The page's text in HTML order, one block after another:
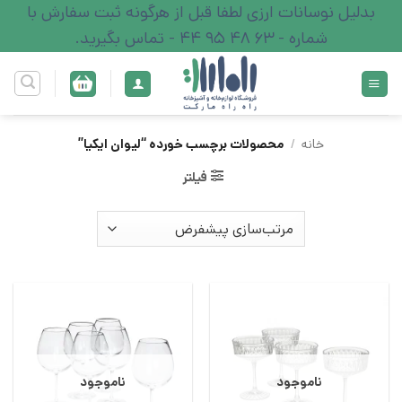
content
بدلیل نوسانات ارزی لطفا قبل از هرگونه ثبت سفارش با
شماره - 63 48 95 44 - تماس بگیرید.
خانه / محصولات برچسب خورده “لیوان ایکیا”
فیلتر
ناموجود ناموجود